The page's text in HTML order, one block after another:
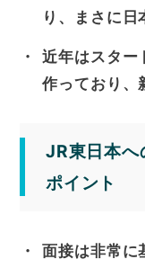
り、まさに日
近年はスター
作っており、
JR東日本へ
ポイント
面接は非常に